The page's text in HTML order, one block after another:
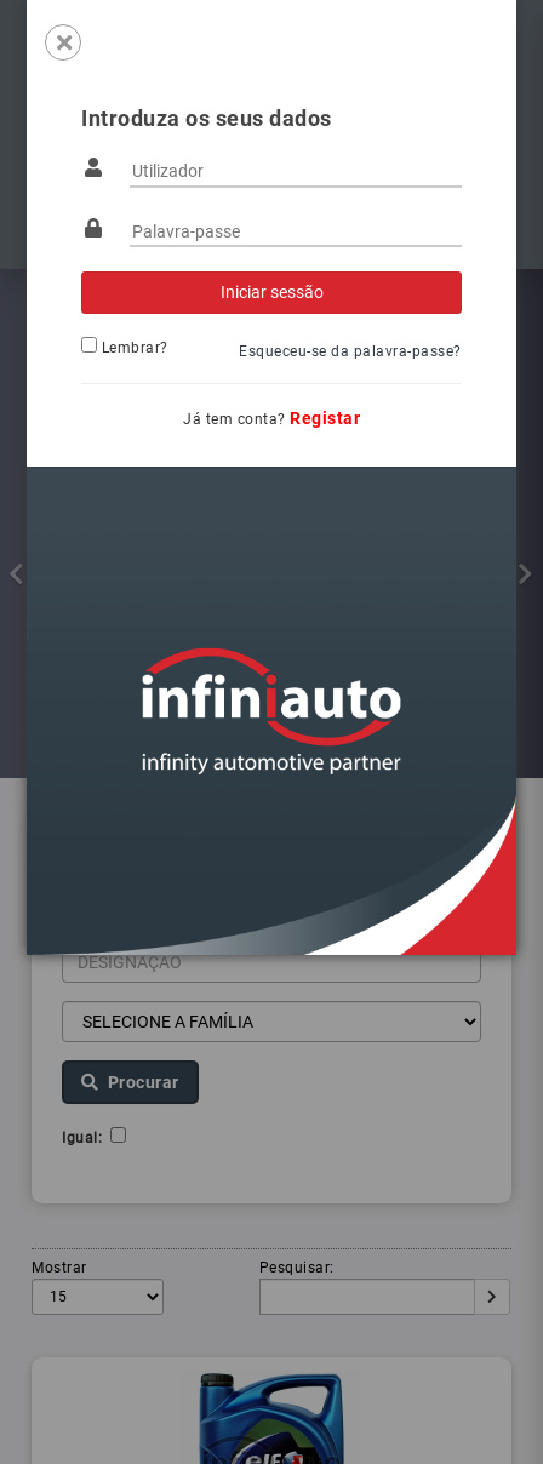
Introduza os seus dados
Lembrar? Esqueceu-se da palavra-passe?
Já tem conta? Registar
Famílias
Visualizar
Procurar
Igual:
Mostrar Pesquisar: